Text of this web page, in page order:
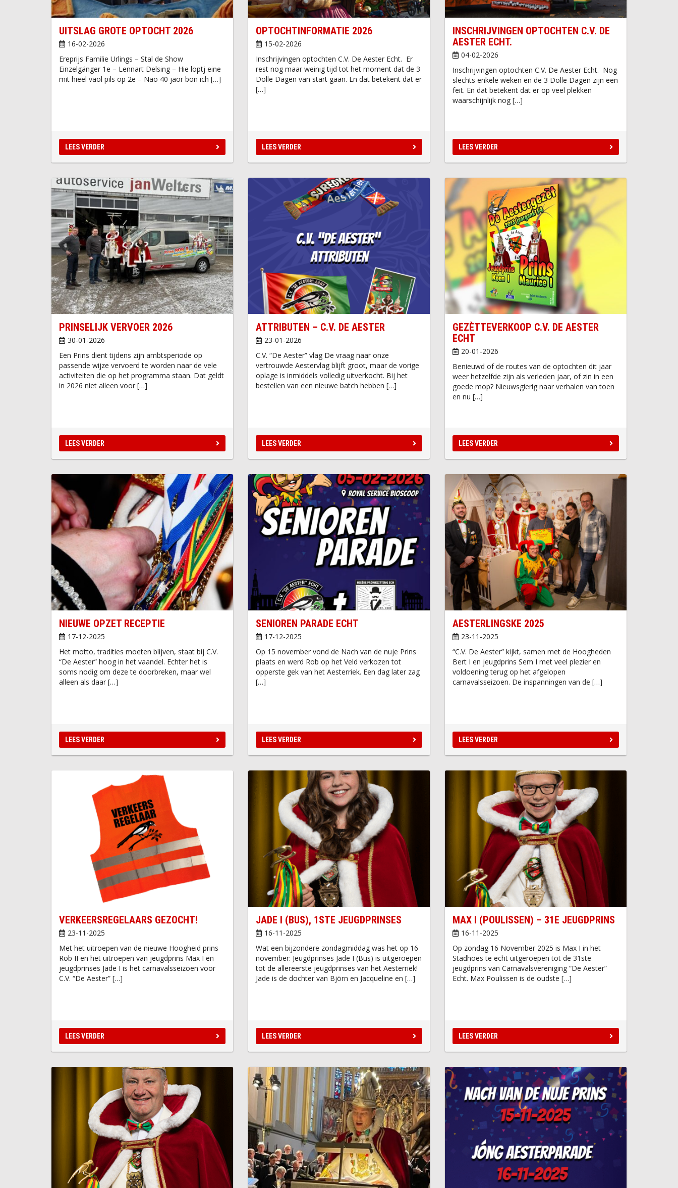
UITSLAG GROTE OPTOCHT 2026
16-02-2026
Ereprijs Familie Urlings – Stal de Show
Einzelgänger 1e – Lennart Delsing – Hie löptj eine
mit hieël väöl pils op 2e – Nao 40 jaor bön ich […]
LEES VERDER
OPTOCHTINFORMATIE 2026
15-02-2026
Inschrijvingen optochten C.V. De Aester Echt. Er
rest nog maar weinig tijd tot het moment dat de 3
Dolle Dagen van start gaan. En dat betekent dat er
[…]
LEES VERDER
INSCHRIJVINGEN OPTOCHTEN C.V. DE
AESTER ECHT.
04-02-2026
Inschrijvingen optochten C.V. De Aester Echt. Nog
slechts enkele weken en de 3 Dolle Dagen zijn een
feit. En dat betekent dat er op veel plekken
waarschijnlijk nog […]
LEES VERDER
PRINSELIJK VERVOER 2026
30-01-2026
Een Prins dient tijdens zijn ambtsperiode op
passende wijze vervoerd te worden naar de vele
activiteiten die op het programma staan. Dat geldt
in 2026 niet alleen voor […]
LEES VERDER
ATTRIBUTEN – C.V. DE AESTER
23-01-2026
C.V. “De Aester” vlag De vraag naar onze
vertrouwde Aestervlag blijft groot, maar de vorige
oplage is inmiddels volledig uitverkocht. Bij het
bestellen van een nieuwe batch hebben […]
LEES VERDER
GEZÈTTEVERKOOP C.V. DE AESTER
ECHT
20-01-2026
Benieuwd of de routes van de optochten dit jaar
weer hetzelfde zijn als verleden jaar, of zin in een
goede mop? Nieuwsgierig naar verhalen van toen
en nu […]
LEES VERDER
NIEUWE OPZET RECEPTIE
17-12-2025
Het motto, tradities moeten blijven, staat bij C.V.
“De Aester” hoog in het vaandel. Echter het is
soms nodig om deze te doorbreken, maar wel
alleen als daar […]
LEES VERDER
SENIOREN PARADE ECHT
17-12-2025
Op 15 november vond de Nach van de nuje Prins
plaats en werd Rob op het Veld verkozen tot
opperste gek van het Aesterriek. Een dag later zag
[…]
LEES VERDER
AESTERLINGSKE 2025
23-11-2025
“C.V. De Aester” kijkt, samen met de Hoogheden
Bert I en jeugdprins Sem I met veel plezier en
voldoening terug op het afgelopen
carnavalsseizoen. De inspanningen van de […]
LEES VERDER
VERKEERSREGELAARS GEZOCHT!
23-11-2025
Met het uitroepen van de nieuwe Hoogheid prins
Rob II en het uitroepen van jeugdprins Max I en
jeugdprinses Jade I is het carnavalsseizoen voor
C.V. “De Aester” […]
LEES VERDER
JADE I (BUS), 1STE JEUGDPRINSES
16-11-2025
Wat een bijzondere zondagmiddag was het op 16
november: Jeugdprinses Jade I (Bus) is uitgeroepen
tot de allereerste jeugdprinses van het Aesterriek!
Jade is de dochter van Björn en Jacqueline en […]
LEES VERDER
MAX I (POULISSEN) – 31E JEUGDPRINS
16-11-2025
Op zondag 16 November 2025 is Max I in het
Stadhoes te echt uitgeroepen tot de 31ste
jeugdprins van Carnavalsvereniging “De Aester”
Echt. Max Poulissen is de oudste […]
LEES VERDER